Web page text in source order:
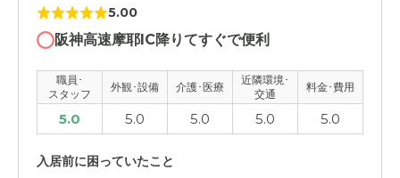
5.00
阪神高速摩耶IC降りてすぐで便利
職員･
スタッフ
外観･設備 介護･医療
近隣環境･
交通
料金･費用
5.0 5.0 5.0 5.0 5.0
入居前に困っていたこと